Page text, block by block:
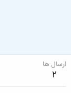
ارسال ها
2